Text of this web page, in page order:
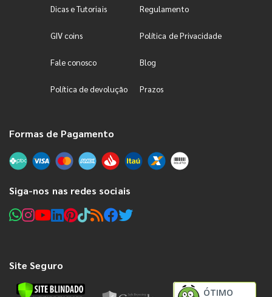
Dicas e Tutoriais Regulamento
GIV coins Política de Privacidade
Fale conosco Blog
Política de devolução Prazos
Formas de Pagamento
Siga-nos nas redes sociais
Site Seguro
ÓTIMO